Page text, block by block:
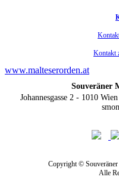
Kontakt
www.malteserorden.at
Souveräner
Johannesgasse 2 - 1010
Copyright ©
Alle